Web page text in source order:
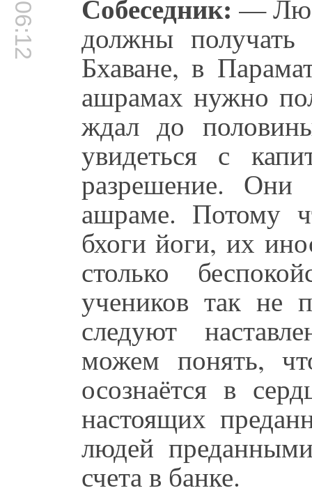
Собеседник: —
должны
Бхаване, в
ашрамах нужно
ждал до
увидеться с
разрешение.
ашраме. Потому
бхоги йоги, их
столько
учеников так не
следуют
можем понять,
осознаётся в
настоящих
людей
счета в банке.